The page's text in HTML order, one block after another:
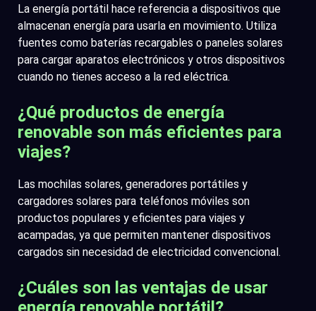
La energía portátil hace referencia a dispositivos que
almacenan energía para usarla en movimiento. Utiliza
fuentes como baterías recargables o paneles solares
para cargar aparatos electrónicos y otros dispositivos
cuando no tienes acceso a la red eléctrica.
¿Qué productos de energía
renovable son más eficientes para
viajes?
Las mochilas solares, generadores portátiles y
cargadores solares para teléfonos móviles son
productos populares y eficientes para viajes y
acampadas, ya que permiten mantener dispositivos
cargados sin necesidad de electricidad convencional.
¿Cuáles son las ventajas de usar